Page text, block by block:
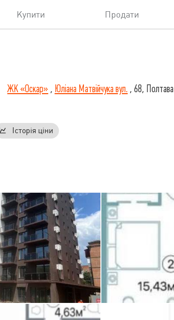
Купити Продати
ЖК «Оскар» , Юліана Матвійчука вул. , 68, Полтава
Історія ціни